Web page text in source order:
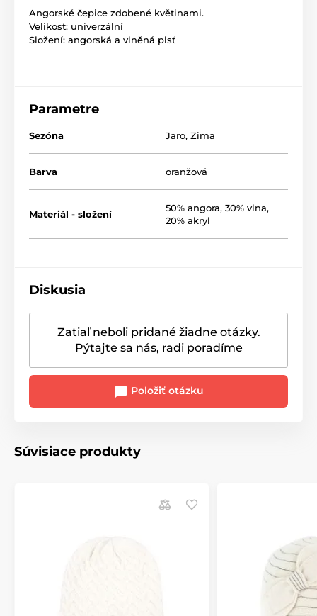
Angorské čepice zdobené květinami.
Velikost: univerzální
Složení: angorská a vlněná plsť
Parametre
Sezóna Jaro, Zima
Barva oranžová
Materiál - složení
50% angora, 30% vlna,
20% akryl
Diskusia
Zatiaľ neboli pridané žiadne otázky.
Pýtajte sa nás, radi poradíme
Položiť otázku
Súvisiace produkty